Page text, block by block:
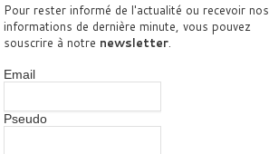
Pour rester informé de l'actualité ou recevoir nos
informations de dernière minute, vous pouvez
souscrire à notre newsletter.
Email
Pseudo